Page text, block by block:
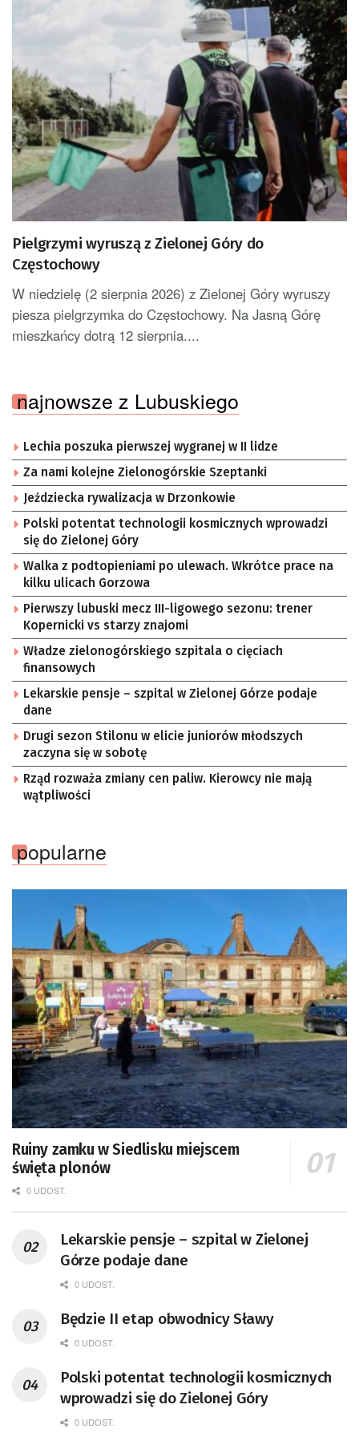
Pielgrzymi wyruszą z Zielonej Góry do
Częstochowy
W niedzielę (2 sierpnia 2026) z Zielonej Góry wyruszy
piesza pielgrzymka do Częstochowy. Na Jasną Górę
mieszkańcy dotrą 12 sierpnia....
najnowsze z Lubuskiego
Lechia poszuka pierwszej wygranej w II lidze
Za nami kolejne Zielonogórskie Szeptanki
Jeździecka rywalizacja w Drzonkowie
Polski potentat technologii kosmicznych wprowadzi
się do Zielonej Góry
Walka z podtopieniami po ulewach. Wkrótce prace na
kilku ulicach Gorzowa
Pierwszy lubuski mecz III-ligowego sezonu: trener
Kopernicki vs starzy znajomi
Władze zielonogórskiego szpitala o cięciach
finansowych
Lekarskie pensje – szpital w Zielonej Górze podaje
dane
Drugi sezon Stilonu w elicie juniorów młodszych
zaczyna się w sobotę
Rząd rozważa zmiany cen paliw. Kierowcy nie mają
wątpliwości
popularne
Ruiny zamku w Siedlisku miejscem
święta plonów
0 UDOST.
Lekarskie pensje – szpital w Zielonej
Górze podaje dane
0 UDOST.
Będzie II etap obwodnicy Sławy
0 UDOST.
Polski potentat technologii kosmicznych
wprowadzi się do Zielonej Góry
0 UDOST.